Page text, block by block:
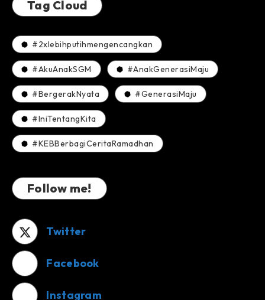
Tag Cloud
#2xlebihputihmengencangkan
#AkuAnakSGM #AnakGenerasiMaju
#BergerakNyata #GenerasiMaju
#IniTentangKita
#KEBBerbagiCeritaRamadhan
Follow me!
Twitter
Facebook
Instagram